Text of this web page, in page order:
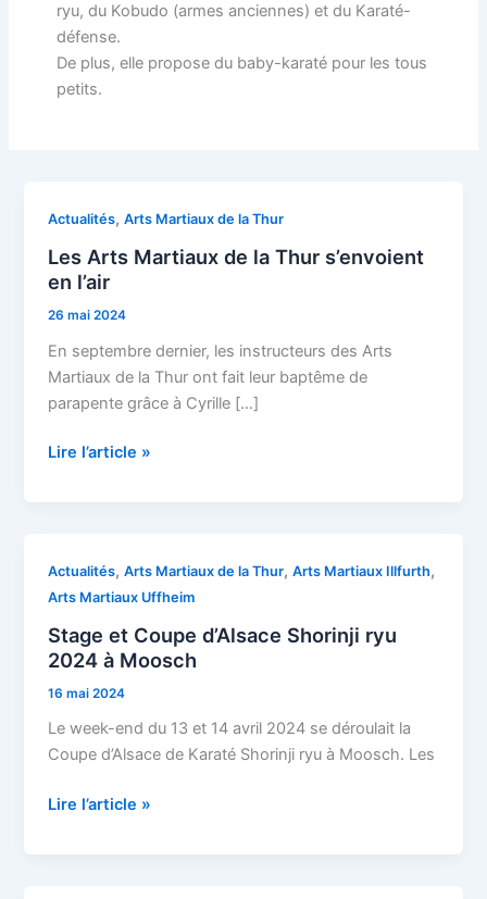
ryu, du Kobudo (armes anciennes) et du Karaté-
défense.
De plus, elle propose du baby-karaté pour les tous
petits.
Actualités,Arts Martiaux de la Thur
Les Arts Martiaux de la Thur s’envoient
en l’air
26 mai 2024
En septembre dernier, les instructeurs des Arts
Martiaux de la Thur ont fait leur baptême de
parapente grâce à Cyrille […]
Les
Martiaux
de
la
Thur
s’envoient
en
Lire l’article »
Actualités,Arts Martiaux de la Thur,Arts Martiaux Illfurth,
Arts Martiaux Uffheim
Stage et Coupe d’Alsace Shorinji ryu
2024 à Moosch
16 mai 2024
Le week-end du 13 et 14 avril 2024 se déroulait la
Coupe d’Alsace de Karaté Shorinji ryu à Moosch. Les
Stage
et
d’Alsace
Shorinji
ryu
2024
à
Lire l’article »